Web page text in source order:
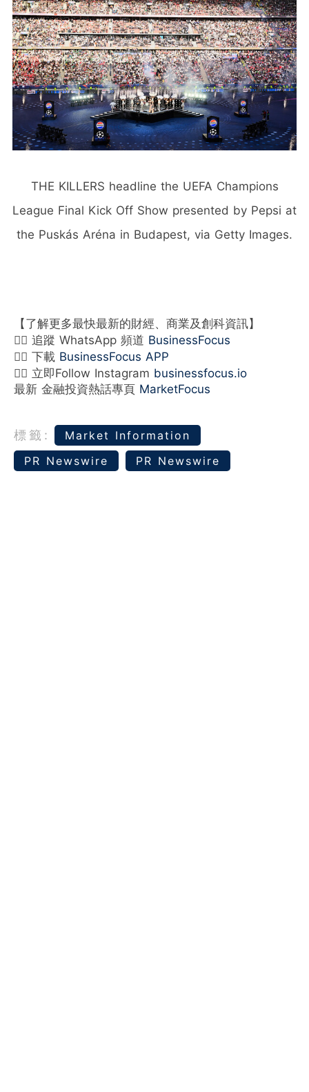
THE KILLERS headline the UEFA Champions
League Final Kick Off Show presented by Pepsi at
the Puskás Aréna in Budapest, via Getty Images.
【了解更多最快最新的財經、商業及創科資訊】
👉🏻 追蹤 WhatsApp 頻道 BusinessFocus
👉🏻 下載 BusinessFocus APP
👉🏻 立即Follow Instagram businessfocus.io
最新 金融投資熱話專頁 MarketFocus
標籤:
Market Information
PR Newswire
PR Newswire